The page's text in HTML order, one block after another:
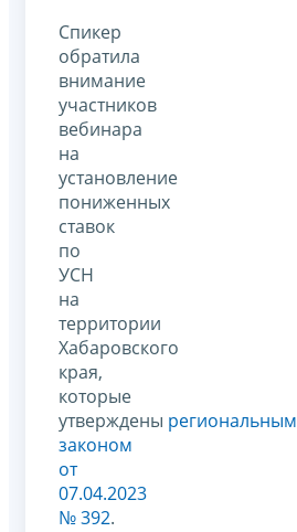
Спикер
обратила
внимание
участников
вебинара
на
установление
пониженных
ставок
по
УСН
на
территории
Хабаровского
края,
которые
утверждены региональным
законом
от
07.04.2023
№ 392.